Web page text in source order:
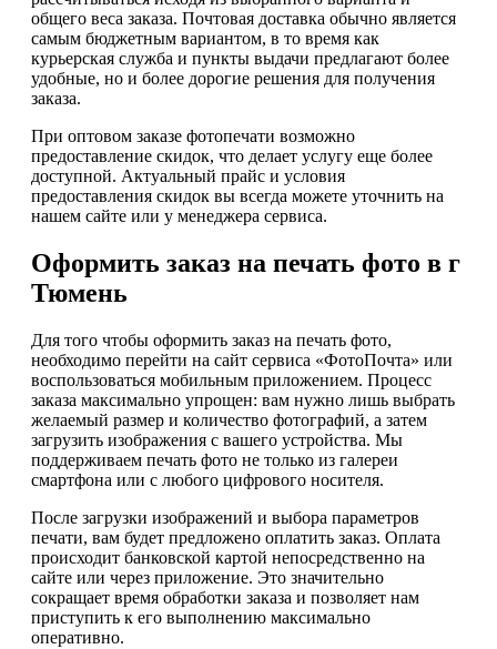
общего веса заказа. Почтовая доставка обычно является
самым бюджетным вариантом, в то время как
курьерская служба и пункты выдачи предлагают более
удобные, но и более дорогие решения для получения
заказа.
При оптовом заказе фотопечати возможно
предоставление скидок, что делает услугу еще более
доступной. Актуальный прайс и условия
предоставления скидок вы всегда можете уточнить на
нашем сайте или у менеджера сервиса.
Оформить заказ на печать фото в г
Тюмень
Для того чтобы оформить заказ на печать фото,
необходимо перейти на сайт сервиса «ФотоПочта» или
воспользоваться мобильным приложением. Процесс
заказа максимально упрощен: вам нужно лишь выбрать
желаемый размер и количество фотографий, а затем
загрузить изображения с вашего устройства. Мы
поддерживаем печать фото не только из галереи
смартфона или с любого цифрового носителя.
После загрузки изображений и выбора параметров
печати, вам будет предложено оплатить заказ. Оплата
происходит банковской картой непосредственно на
сайте или через приложение. Это значительно
сокращает время обработки заказа и позволяет нам
приступить к его выполнению максимально
оперативно.